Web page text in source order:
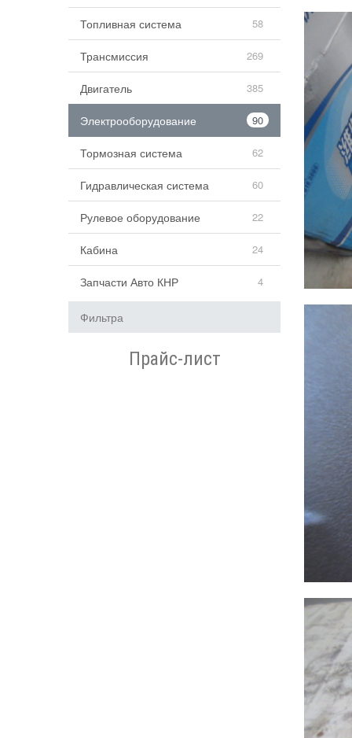
Топливная система 58
Трансмиссия 269
Двигатель 385
Электрооборудование 90
Тормозная система 62
Гидравлическая система 60
Рулевое оборудование 22
Кабина 24
Запчасти Авто КНР 4
Фильтра
Прайс-лист